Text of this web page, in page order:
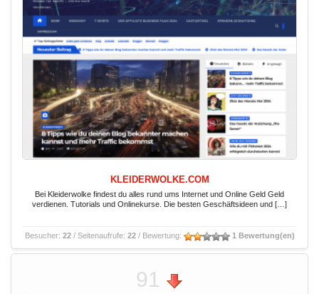
KLEIDERWOLKE.COM
Bei Kleiderwolke findest du alles rund ums Internet und Online Geld Geld
verdienen. Tutorials und Onlinekurse. Die besten Geschäftsideen und […]
Besucher: 22/ Seitenaufrufe: 22/ Bewertung: 1 Bewertung(en)
91